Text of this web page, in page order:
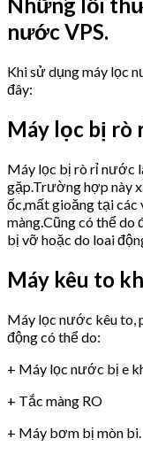
nước VPS.
Khi sử dụng máy lọc
đây:
Máy lọc bị rò
Máy lọc bị rò rỉ nước
gặp.Trường hợp này
ốc,mất gioăng tại
màng.Cũng có thể do
bị vỡ hoặc do loai
Máy kêu to
Máy lọc nước kêu to,
động có thể do:
+ Máy lọc nước bị e
+ Tắc màng RO
+ Máy bơm bị mòn bi.